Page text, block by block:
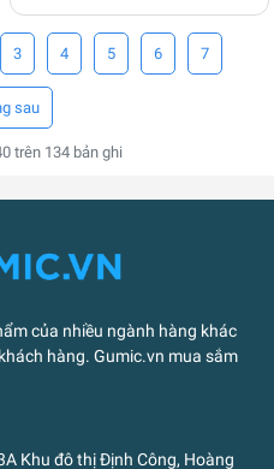
trên 134bản ghi
3 4 5 6 7
của nhiều ngành hàng khác
hàng. Gumic.vn mua sắm
Khu đô thị Định Công, Hoàng